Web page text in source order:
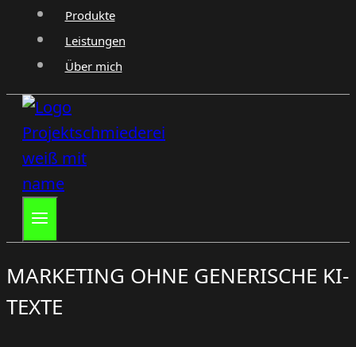
Produkte
Leistungen
Über mich
MARKETING OHNE GENERISCHE KI-
TEXTE